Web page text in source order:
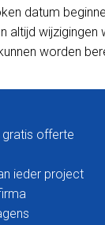
datum
altijd
worden
gratis offerte
ieder project